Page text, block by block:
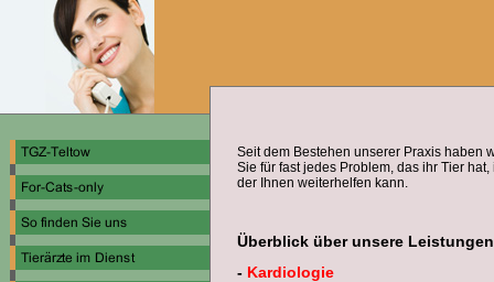
Seit dem Bestehen unserer Praxis haben
Sie für fast jedes Problem, das ihr Tier
der Ihnen weiterhelfen kann.
Überblick über unsere
- Kardiologie